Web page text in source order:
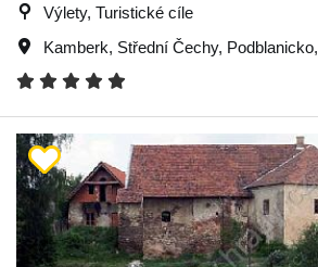
Výlety, Turistické cíle
Kamberk, Střední Čechy, Podblanicko,